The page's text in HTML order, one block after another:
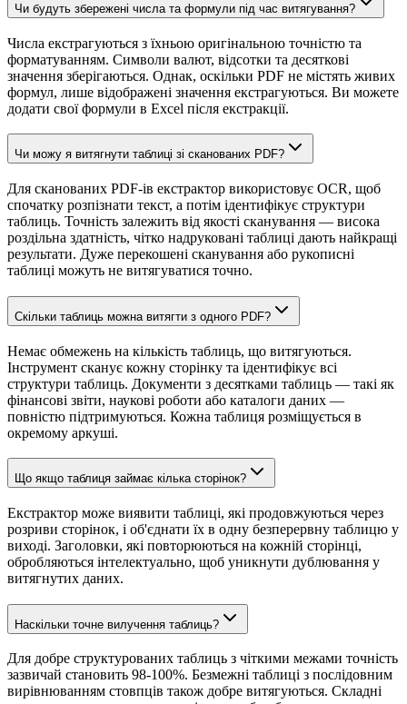
Чи будуть збережені числа та формули під час витягування?
Числа екстрагуються з їхньою оригінальною точністю та
форматуванням. Символи валют, відсотки та десяткові
значення зберігаються. Однак, оскільки PDF не містять живих
формул, лише відображені значення екстрагуються. Ви можете
додати свої формули в Excel після екстракції.
Чи можу я витягнути таблиці зі сканованих PDF?
Для сканованих PDF-ів екстрактор використовує OCR, щоб
спочатку розпізнати текст, а потім ідентифікує структури
таблиць. Точність залежить від якості сканування — висока
роздільна здатність, чітко надруковані таблиці дають найкращі
результати. Дуже перекошені сканування або рукописні
таблиці можуть не витягуватися точно.
Скільки таблиць можна витягти з одного PDF?
Немає обмежень на кількість таблиць, що витягуються.
Інструмент сканує кожну сторінку та ідентифікує всі
структури таблиць. Документи з десятками таблиць — такі як
фінансові звіти, наукові роботи або каталоги даних —
повністю підтримуються. Кожна таблиця розміщується в
окремому аркуші.
Що якщо таблиця займає кілька сторінок?
Екстрактор може виявити таблиці, які продовжуються через
розриви сторінок, і об'єднати їх в одну безперервну таблицю у
виході. Заголовки, які повторюються на кожній сторінці,
обробляються інтелектуально, щоб уникнути дублювання у
витягнутих даних.
Наскільки точне вилучення таблиць?
Для добре структурованих таблиць з чіткими межами точність
зазвичай становить 98-100%. Безмежні таблиці з послідовним
вирівнюванням стовпців також добре витягуються. Складні